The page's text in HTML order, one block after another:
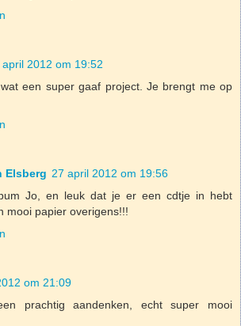
april 2012 om 19:52
een super gaaf project. Je brengt me op
Elsberg 27 april 2012 om 19:56
Jo, en leuk dat je er een cdtje in hebt
mooi papier overigens!!!
om 21:09
prachtig aandenken, echt super mooi